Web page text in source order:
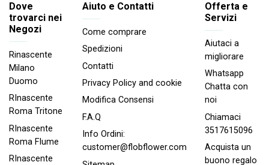
Dove
trovarci nei
Negozi
Rinascente
Milano
Duomo
RInascente
Roma Tritone
RInascente
Roma FIume
RInascente
Aiuto e Contatti
Come comprare
Spedizioni
Contatti
Privacy Policy and cookie
Modifica Consensi
F.A.Q
Info Ordini:
customer@flobflower.com
Offerta e
Servizi
Aiutaci a
migliorare
Whatsapp
Chatta con
noi
Chiamaci
3517615096
Acquista un
buono regalo